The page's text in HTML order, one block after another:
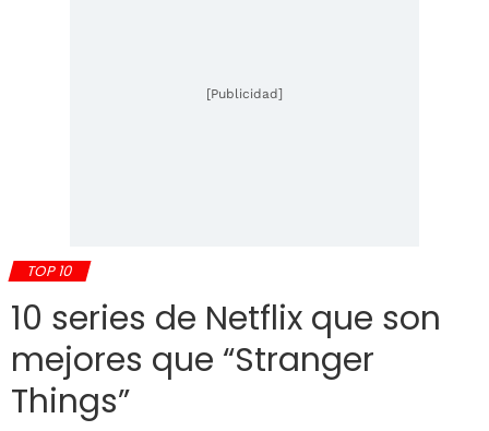
[Publicidad]
TOP 10
10 series de Netflix que son
mejores que “Stranger
Things”